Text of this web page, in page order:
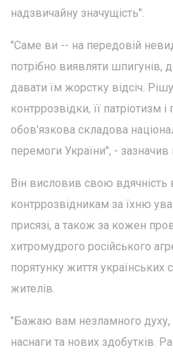
надзвичайну значущість".
"Саме ви -- на передовій
потрібно виявляти шпигунів,
давати їм жорстку відсіч.
контррозвідки, її патріотизм
обов'язкова складова
перемоги України", -
Він висловив свою вдячність
контррозвідникам за їхню
присязі, а також за кожен
хитромудрого російського
порятунку життя українських
жителів.
"Бажаю вам незламного духу,
наснаги та нових здобутків.